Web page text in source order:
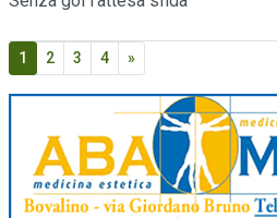
1 2 3 4 »